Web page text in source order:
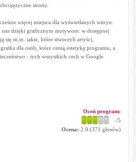
strony.
więcej miejsca dla wyświetlanych witryn.
dzięki graficznym motywom: w dostępnej
się m.in. takie, które stworzyli artyści,
dla osób, które cenią estetykę programu, a
- tych wszystkich cech w Google
Oceń program:
-/5
Ocena: 2.9 (371 głosów)